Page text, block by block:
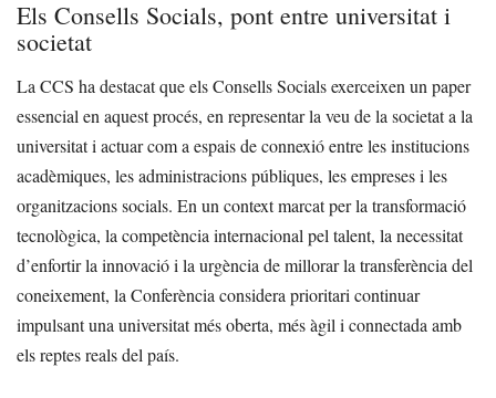
Els Consells Socials, pont entre universitat i
societat
La CCS ha destacat que els Consells Socials exerceixen un paper
essencial en aquest procés, en representar la veu de la societat a la
universitat i actuar com a espais de connexió entre les institucions
acadèmiques, les administracions públiques, les empreses i les
organitzacions socials. En un context marcat per la transformació
tecnològica, la competència internacional pel talent, la necessitat
d’enfortir la innovació i la urgència de millorar la transferència del
coneixement, la Conferència considera prioritari continuar
impulsant una universitat més oberta, més àgil i connectada amb
els reptes reals del país.